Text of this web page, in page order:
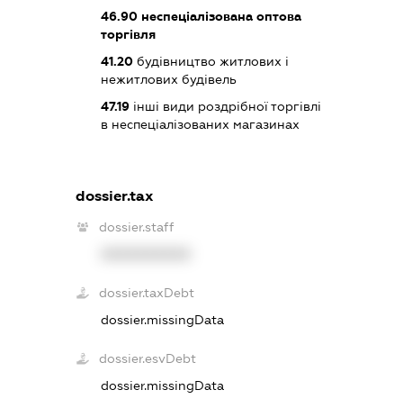
46.90 неспеціалізована оптова
торгівля
41.20 будівництво житлових і
нежитлових будівель
47.19 інші види роздрібної торгівлі
в неспеціалізованих магазинах
dossier.tax
dossier.staff
dossier.taxDebt
dossier.missingData
dossier.esvDebt
dossier.missingData